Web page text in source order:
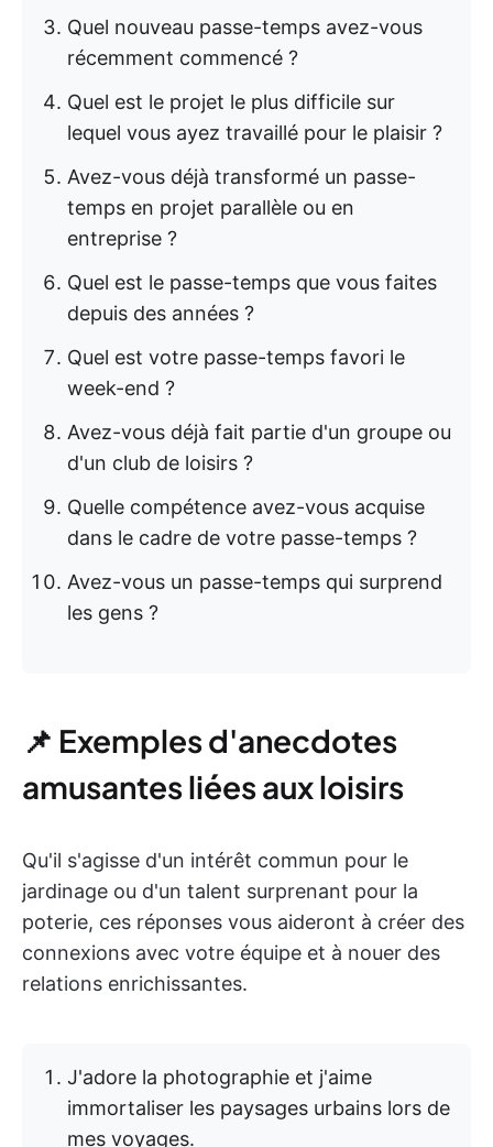
Quel nouveau passe-temps avez-vous
récemment commencé ?
Quel est le projet le plus difficile sur
lequel vous ayez travaillé pour le plaisir ?
Avez-vous déjà transformé un passe-
temps en projet parallèle ou en
entreprise ?
Quel est le passe-temps que vous faites
depuis des années ?
Quel est votre passe-temps favori le
week-end ?
Avez-vous déjà fait partie d'un groupe ou
d'un club de loisirs ?
Quelle compétence avez-vous acquise
dans le cadre de votre passe-temps ?
Avez-vous un passe-temps qui surprend
les gens ?
📌 Exemples d'anecdotes
amusantes liées aux loisirs
Qu'il s'agisse d'un intérêt commun pour le
jardinage ou d'un talent surprenant pour la
poterie, ces réponses vous aideront à créer des
connexions avec votre équipe et à nouer des
relations enrichissantes.
J'adore la photographie et j'aime
immortaliser les paysages urbains lors de
mes voyages.